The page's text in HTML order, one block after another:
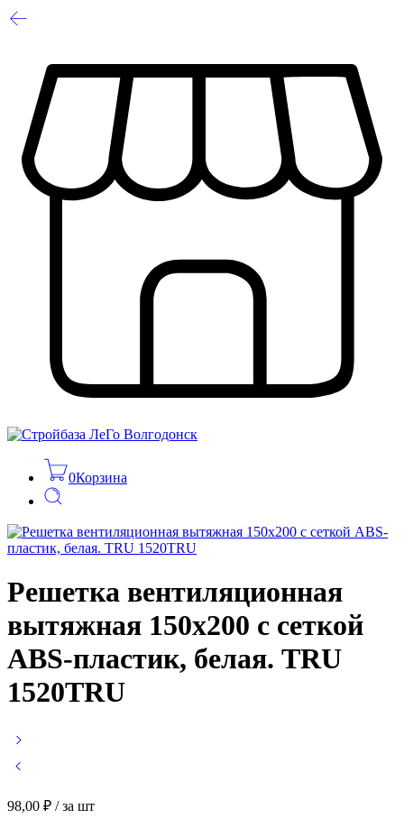
0Корзина
Решетка вентиляционная
вытяжная 150х200 с сеткой
ABS-пластик, белая. TRU
1520TRU
98,00 ₽ / за шт